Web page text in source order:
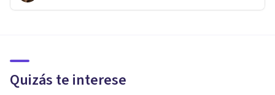
Quizás te interese